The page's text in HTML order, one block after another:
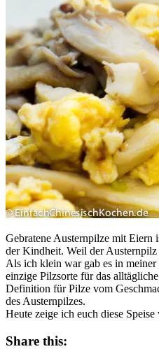
Gebratene Austernpilze mit Eiern
der Kindheit. Weil der
Als ich klein war gab es in
einzige Pilzsorte für das
Definition für Pilze vom
des Austernpilzes.
Heute zeige ich euch diese
Share this: